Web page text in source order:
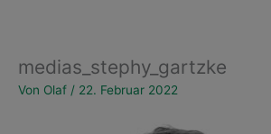
medias_stephy_gartzke
Von Olaf / 22. Februar 2022